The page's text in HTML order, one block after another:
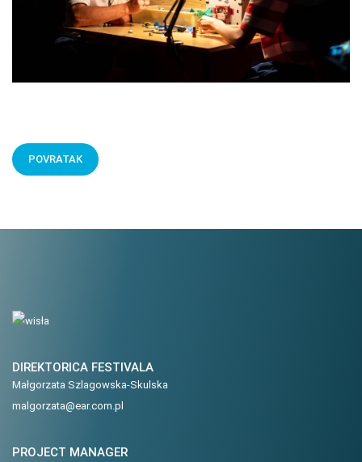
POVRATAK
DIREKTORICA FESTIVALA
Małgorzata Szlagowska-Skulska
malgorzata@ear.com.pl
PROJECT MANAGER